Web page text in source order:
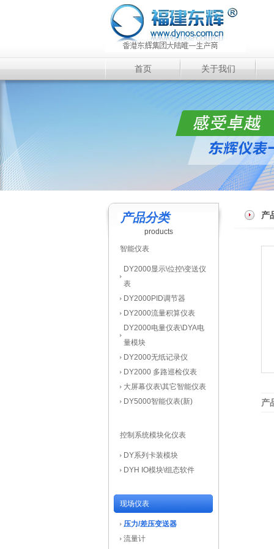
首页 关于我们
产品分类
products
智能仪表
DY2000显示\位控\变送仪
表
DY2000PID调节器
DY2000流量积算仪表
DY2000电量仪表\DYA电
量模块
DY2000无纸记录仪
DY2000 多路巡检仪表
大屏幕仪表\其它智能仪表
DY5000智能仪表(新)
控制系统模块化仪表
DY系列卡装模块
DYH IO模块\组态软件
现场仪表
压力/差压变送器
流量计
产
产